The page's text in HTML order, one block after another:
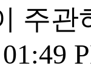
주